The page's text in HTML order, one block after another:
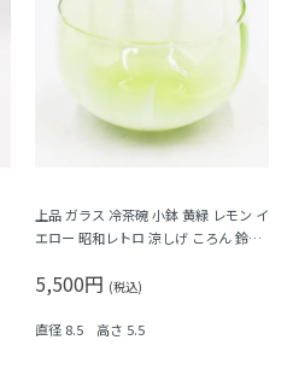
上品 ガラス 冷茶碗 小鉢 黄緑 レモン イ
エロー 昭和レトロ 涼しげ ころん 鈴茶
5,500円 (税込)
直径 8.5 高さ 5.5